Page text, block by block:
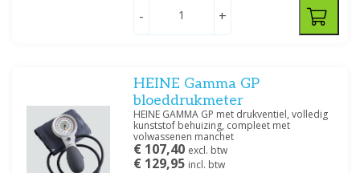
- +
HEINE Gamma GP
bloeddrukmeter
HEINE GAMMA GP met drukventiel, volledig
kunststof behuizing, compleet met
volwassenen manchet
€ 107,40 excl. btw
€ 129,95 incl. btw